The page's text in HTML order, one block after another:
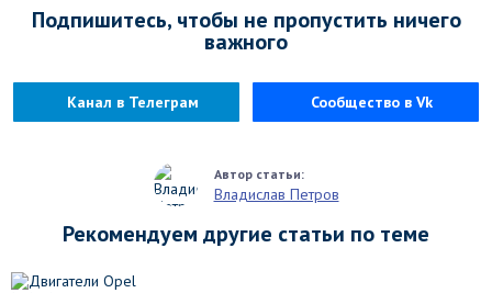
Подпишитесь, чтобы не пропустить ничего
важного
Канал в Телеграм Сообщество в Vk
Владислав Петров
Рекомендуем другие статьи по теме